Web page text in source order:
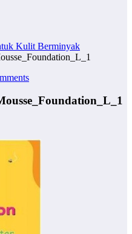
Kulit Berminyak